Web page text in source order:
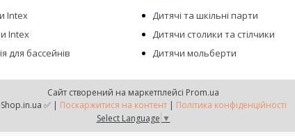
Intex
Intex
для бассейнів
Дитячі та шкільні парти
Дитячи столики та стілчики
Дитячи мольберти
Сайт створений на маркетплейсі Prom.ua
Intex-Shop.in.ua ✅ | Поскаржитися на контент | Політика конфіденційності
Select Language ▼